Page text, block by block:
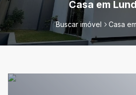
Casa em
Buscar imóvel Casa